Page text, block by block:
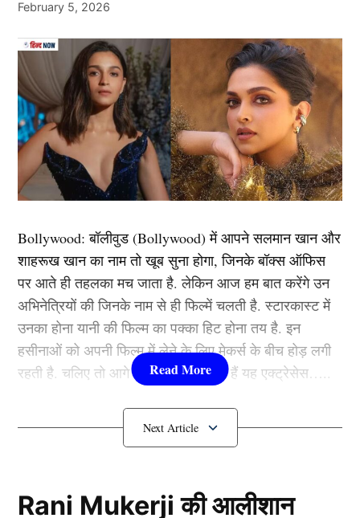
Team India
टीम इंडिया के धाकड़ हरफनमौला खिलाड़ी ऋषि धवन ने संन्यास
का ऐलान कर दिया है। उन्होंने 2016 में महेंद्र सिंह धोनी की
अगवाई में भारत के लिए डेब्यू किया था। मगर तब से लेकर अब
तक उन्होंने केवल 4 इंटरनेशनल मैच खेले हैं। इसी क्रम में अब
ऋषि ने सिमित ओवर प्रारूप से संन्यास (Retirement) की
घोषणा कर दी है। वे अब डोमेस्टिक क्रिकेट में भी वनडे और टी20
बड़ा झटका है।
यह भी पढ़ें:59 की उम्र में मौत से डर रहे हैं सलमान खान, जान
बचाने के लिए अपने चारों ओर बनाया ये खास घेरा
डोमेस्टिक में दिखाया है दम
Next Article
February 5, 2026
Bollywood:बॉलीवुड (Bollywood)में आपने सलमान खान और
शाहरूख खान का नाम तो खूब सुना होगा, जिनके बॉक्स ऑफिस
पर आते ही तहलका मच जाता है. लेकिन आज हम बात करेंगे उन
अभिनेत्रियों की जिनके नाम से ही फिल्में चलती है. स्टारकास्ट में
उनका होना यानी की फिल्म का पक्का हिट होना तय है. इन
हसीनाओं को अपनी फिल्म में लेने के लिए मेकर्स के बीच होड़ लगी
रहती है. चलिए तो आगे जानते हैं कौन-कौन हैं यह एक्ट्रेसेस…..
कौन हैंBollywood की यह हसीनाएं?
Padukone)
Rani Mukerji की आलीशान